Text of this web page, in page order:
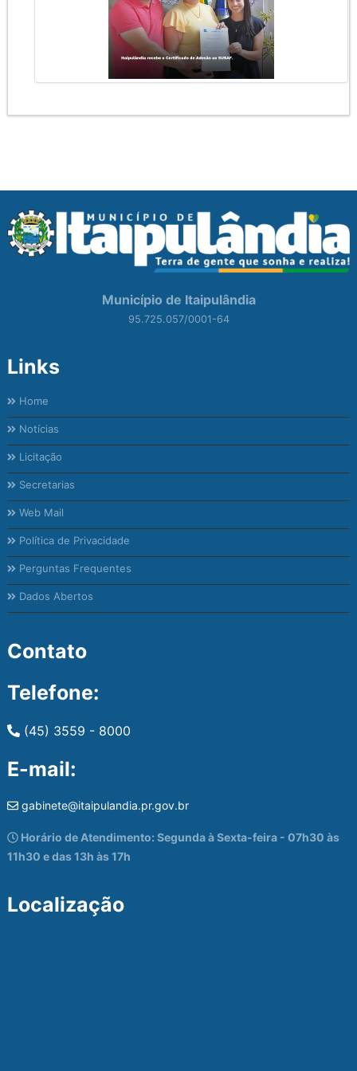
Município de Itaipulândia
95.725.057/0001-64
Links
Home
Notícias
Licitação
Secretarias
Web Mail
Política de Privacidade
Perguntas Frequentes
Dados Abertos
Contato
Telefone:
(45) 3559 - 8000
E-mail:
gabinete@itaipulandia.pr.gov.br
Horário de Atendimento: Segunda à Sexta-feira - 07h30 às
11h30 e das 13h às 17h
Localização